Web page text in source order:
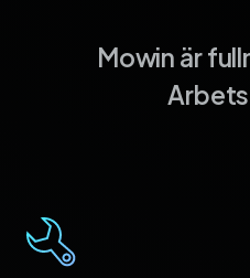
Mowin är